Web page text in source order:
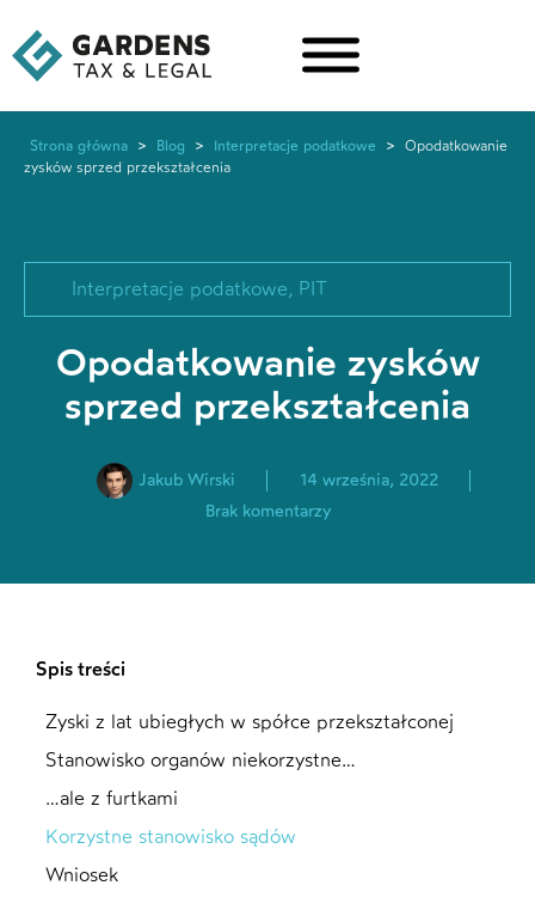
Strona główna > Blog > Interpretacje podatkowe >
Opodatkowanie
zysków sprzed przekształcenia
Interpretacje podatkowe, PIT
Opodatkowanie zysków
sprzed przekształcenia
Jakub Wirski
14 września, 2022
Brak komentarzy
Spis treści
Zyski z lat ubiegłych w spółce przekształconej
Stanowisko organów niekorzystne…
…ale z furtkami
Korzystne stanowisko sądów
Wniosek